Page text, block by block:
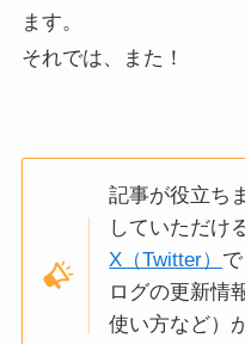
ます。
それでは、また！
記事が役立ち
していただけ
X（Twitter）
ログの更新情
使い方など）